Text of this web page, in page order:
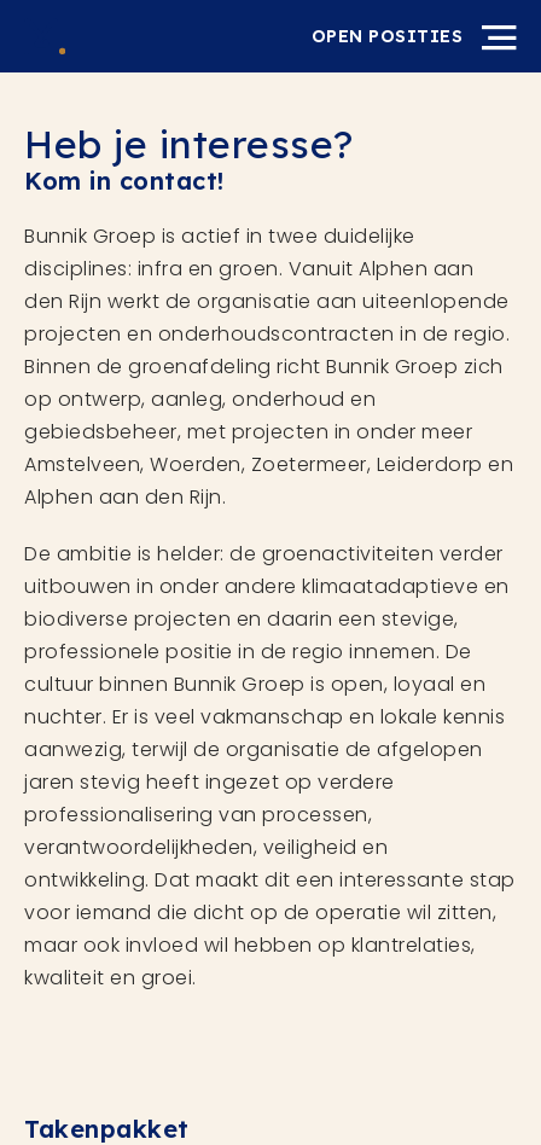
OPEN POSITIES
Heb je interesse?
Kom in contact!
Bunnik Groep is actief in twee duidelijke
disciplines: infra en groen. Vanuit Alphen aan
den Rijn werkt de organisatie aan uiteenlopende
projecten en onderhoudscontracten in de regio.
Binnen de groenafdeling richt Bunnik Groep zich
op ontwerp, aanleg, onderhoud en
gebiedsbeheer, met projecten in onder meer
Amstelveen, Woerden, Zoetermeer, Leiderdorp en
Alphen aan den Rijn.
De ambitie is helder: de groenactiviteiten verder
uitbouwen in onder andere klimaatadaptieve en
biodiverse projecten en daarin een stevige,
professionele positie in de regio innemen. De
cultuur binnen Bunnik Groep is open, loyaal en
nuchter. Er is veel vakmanschap en lokale kennis
aanwezig, terwijl de organisatie de afgelopen
jaren stevig heeft ingezet op verdere
professionalisering van processen,
verantwoordelijkheden, veiligheid en
ontwikkeling. Dat maakt dit een interessante stap
voor iemand die dicht op de operatie wil zitten,
maar ook invloed wil hebben op klantrelaties,
kwaliteit en groei.
Takenpakket